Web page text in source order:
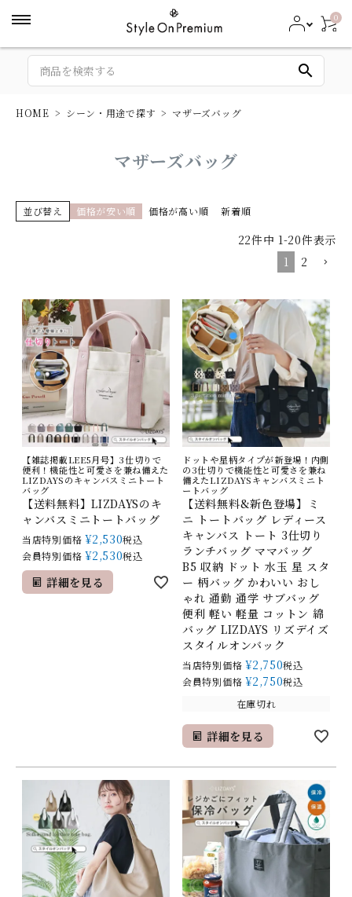
0
search
HOME シーン・用途で探す マザーズバッグ
マザーズバッグ
並び替え 価格が安い順 価格が高い順 新着順
22件中 1-20件表示
1
2
【雑誌掲載LEE5月号】3仕切りで
便利！機能性と可愛さを兼ね備えた
LIZDAYSのキャンバスミニトート
バッグ
【送料無料】LIZDAYSのキ
ャンバスミニトートバッグ
当店特別価格 ¥2,530税込
会員特別価格 ¥2,530税込
詳細を見る
ドットや星柄タイプが新登場！内側
の3仕切りで機能性と可愛さを兼ね
備えたLIZDAYSキャンバスミニト
ートバッグ
【送料無料&新色登場】ミ
ニ トートバッグ レディース
キャンバス トート 3仕切り
ランチバッグ ママバッグ
B5 収納 ドット 水玉 星 スタ
ー 柄バッグ かわいい おし
ゃれ 通勤 通学 サブバッグ
便利 軽い 軽量 コットン 綿
バッグ LIZDAYS リズデイズ
スタイルオンバック
当店特別価格 ¥2,750税込
会員特別価格 ¥2,750税込
在庫切れ
詳細を見る